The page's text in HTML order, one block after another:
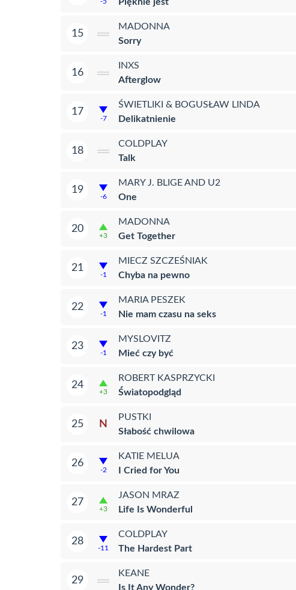
15
MADONNA
Sorry
16
INXS
Afterglow
17
-7
ŚWIETLIKI & BOGUSŁAW LINDA
Delikatnienie
18
COLDPLAY
Talk
19
-6
MARY J. BLIGE AND U2
One
20
+3
MADONNA
Get Together
21
-1
MIECZ SZCZEŚNIAK
Chyba na pewno
22
-1
MARIA PESZEK
Nie mam czasu na seks
23
-1
MYSLOVITZ
Mieć czy być
24
+3
ROBERT KASPRZYCKI
Światopodgląd
25 N
PUSTKI
Słabość chwilowa
26
-2
KATIE MELUA
I Cried for You
27
+3
JASON MRAZ
Life Is Wonderful
28
-11
COLDPLAY
The Hardest Part
29
KEANE
Is It Any Wonder?